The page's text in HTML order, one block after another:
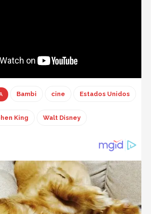
Bambi cine Estados Unidos
King Walt Disney